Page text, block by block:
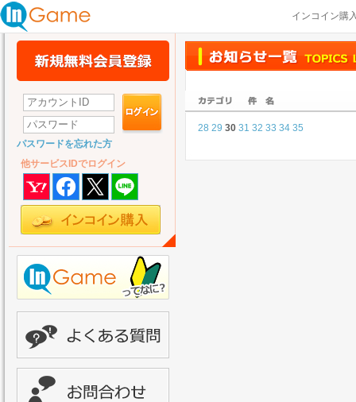
インコイン購
パスワードを忘れた方
他サービスIDでログイン
28 29 30 31 32 33 34 35